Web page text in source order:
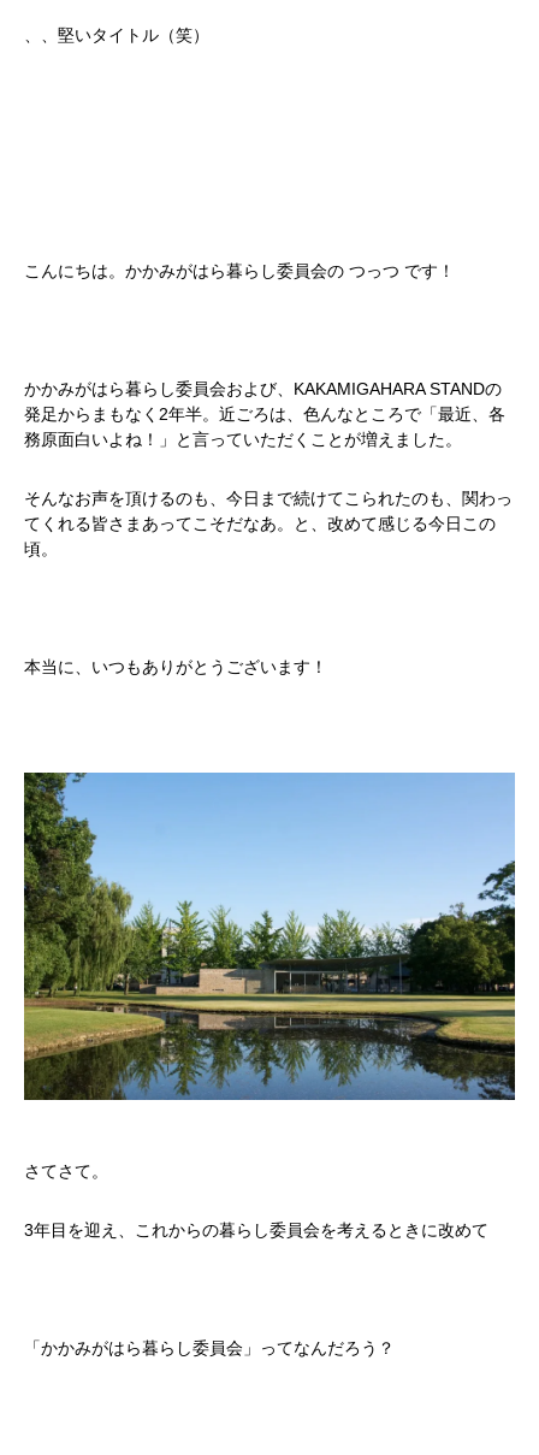
、、堅いタイトル（笑）
こんにちは。かかみがはら暮らし委員会の つっつ です！
かかみがはら暮らし委員会および、KAKAMIGAHARA STANDの
発足からまもなく2年半。近ごろは、色んなところで「最近、各
務原面白いよね！」と言っていただくことが増えました。
そんなお声を頂けるのも、今日まで続けてこられたのも、関わっ
てくれる皆さまあってこそだなあ。と、改めて感じる今日この
頃。
本当に、いつもありがとうございます！
さてさて。
3年目を迎え、これからの暮らし委員会を考えるときに改めて
「かかみがはら暮らし委員会」ってなんだろう？